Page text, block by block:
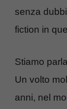
senza
fiction in
Stiamo
Un volto
anni, nel